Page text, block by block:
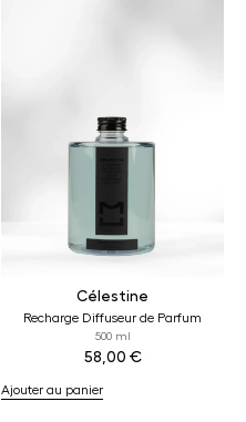
Célestine
Recharge Diffuseur de Parfum
500 ml
58,00 €
Ajouter au panier